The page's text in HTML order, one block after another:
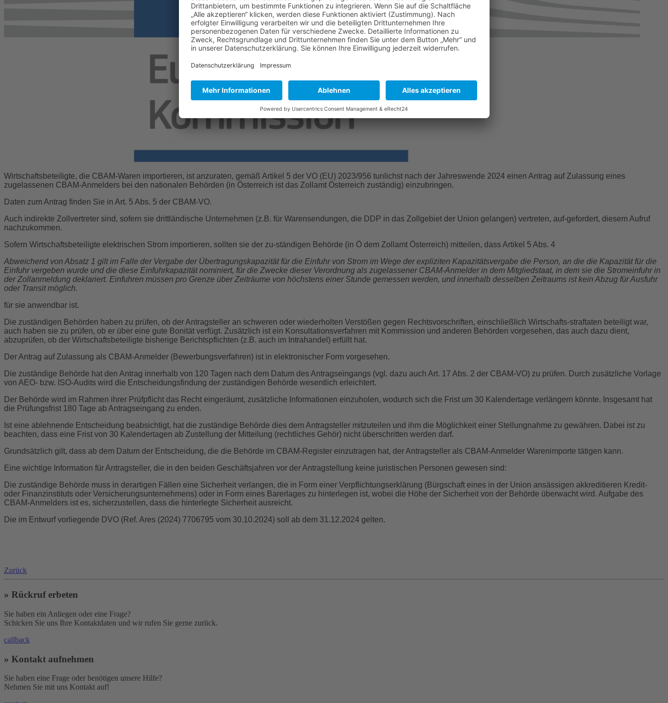
Wirtschaftsbeteiligte, die CBAM-Waren importieren, ist anzuraten, gemäß Artikel 5 der VO (EU) 2023/956 tunlichst nach der Jahreswende 2024 einen Antrag auf Zulassung eines
zugelassenen CBAM-Anmelders bei den nationalen Behörden (in Österreich ist das Zollamt Österreich zuständig) einzubringen.
Daten zum Antrag finden Sie in Art. 5 Abs. 5 der CBAM-VO.
Auch indirekte Zollvertreter sind, sofern sie drittländische Unternehmen (z.B. für Warensendungen, die DDP in das Zollgebiet der Union gelangen) vertreten, auf-gefordert, diesem Aufruf
nachzukommen.
Sofern Wirtschaftsbeteiligte elektrischen Strom importieren, sollten sie der zu-ständigen Behörde (in Ö dem Zollamt Österreich) mitteilen, dass Artikel 5 Abs. 4
Abweichend von Absatz 1 gilt im Falle der Vergabe der Übertragungskapazität für die Einfuhr von Strom im Wege der expliziten Kapazitätsvergabe die Person, an die die Kapazität für die
Einfuhr vergeben wurde und die diese Einfuhrkapazität nominiert, für die Zwecke dieser Verordnung als zugelassener CBAM-Anmelder in dem Mitgliedstaat, in dem sie die Stromeinfuhr in
der Zollanmeldung deklariert. Einfuhren müssen pro Grenze über Zeiträume von höchstens einer Stunde gemessen werden, und innerhalb desselben Zeitraums ist kein Abzug für Ausfuhr
oder Transit möglich.
für sie anwendbar ist.
Die zuständigen Behörden haben zu prüfen, ob der Antragsteller an schweren oder wiederholten Verstößen gegen Rechtsvorschriften, einschließlich Wirtschafts-straftaten beteiligt war,
auch haben sie zu prüfen, ob er über eine gute Bonität verfügt. Zusätzlich ist ein Konsultationsverfahren mit Kommission und anderen Behörden vorgesehen, das auch dazu dient,
abzuprüfen, ob der Wirtschaftsbeteiligte bisherige Berichtspflichten (z.B. auch im Intrahandel) erfüllt hat.
Der Antrag auf Zulassung als CBAM-Anmelder (Bewerbungsverfahren) ist in elektronischer Form vorgesehen.
Die zuständige Behörde hat den Antrag innerhalb von 120 Tagen nach dem Datum des Antragseingangs (vgl. dazu auch Art. 17 Abs. 2 der CBAM-VO) zu prüfen. Durch zusätzliche Vorlage
von AEO- bzw. ISO-Audits wird die Entscheidungsfindung der zuständigen Behörde wesentlich erleichtert.
Der Behörde wird im Rahmen ihrer Prüfpflicht das Recht eingeräumt, zusätzliche Informationen einzuholen, wodurch sich die Frist um 30 Kalendertage verlängern könnte. Insgesamt hat
die Prüfungsfrist 180 Tage ab Antragseingang zu enden.
Ist eine ablehnende Entscheidung beabsichtigt, hat die zuständige Behörde dies dem Antragsteller mitzuteilen und ihm die Möglichkeit einer Stellungnahme zu gewähren. Dabei ist zu
beachten, dass eine Frist von 30 Kalendertagen ab Zustellung der Mitteilung (rechtliches Gehör) nicht überschritten werden darf.
Grundsätzlich gilt, dass ab dem Datum der Entscheidung, die die Behörde im CBAM-Register einzutragen hat, der Antragsteller als CBAM-Anmelder Warenimporte tätigen kann.
Eine wichtige Information für Antragsteller, die in den beiden Geschäftsjahren vor der Antragstellung keine juristischen Personen gewesen sind:
Die zuständige Behörde muss in derartigen Fällen eine Sicherheit verlangen, die in Form einer Verpflichtungserklärung (Bürgschaft eines in der Union ansässigen akkreditieren Kredit-
oder Finanzinstituts oder Versicherungsunternehmens) oder in Form eines Barerlages zu hinterlegen ist, wobei die Höhe der Sicherheit von der Behörde überwacht wird. Aufgabe des
CBAM-Anmelders ist es, sicherzustellen, dass die hinterlegte Sicherheit ausreicht.
Die im Entwurf vorliegende DVO (Ref. Ares (2024) 7706795 vom 30.10.2024) soll ab dem 31.12.2024 gelten.
Zurück
» Rückruf erbeten
Sie haben ein Anliegen oder eine Frage?
Schicken Sie uns Ihre Kontaktdaten und wir rufen Sie gerne zurück.
callback
» Kontakt aufnehmen
Sie haben eine Frage oder benötigen unsere Hilfe?
Nehmen Sie mit uns Kontakt auf!